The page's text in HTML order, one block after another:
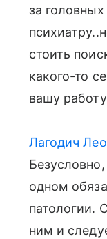
за
стоить
какого-то
вашу
Лагодич
одном
патологии.
ним и